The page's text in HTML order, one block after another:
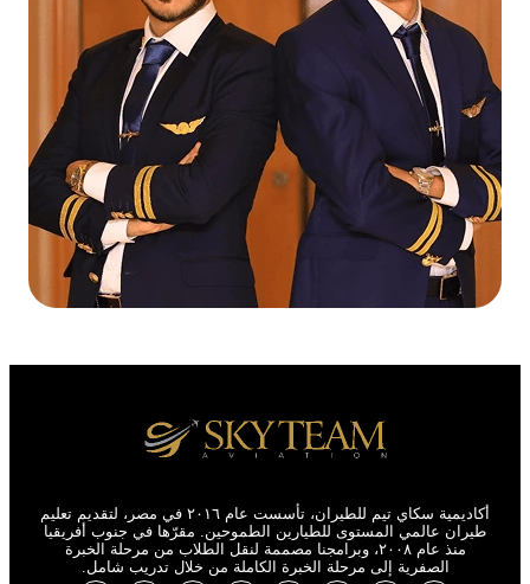
أكاديمية سكاي تيم للطيران، تأسست عام ٢٠١٦ في مصر، لتقديم تعليم
طيران عالمي المستوى للطيارين الطموحين. مقرّها في جنوب أفريقيا
منذ عام ٢٠٠٨، وبرامجنا مصممة لنقل الطلاب من مرحلة الخبرة
الصفرية إلى مرحلة الخبرة الكاملة من خلال تدريب شامل.